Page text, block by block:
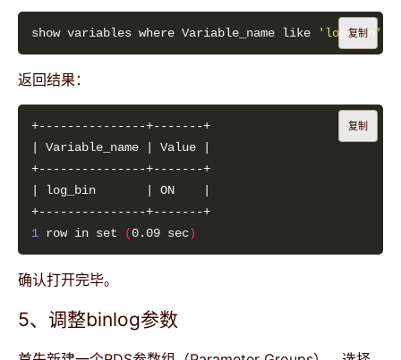
show variables where Variable_name like 'log_bin'
复制
返回结果：
1 row in set (0.09 sec)
复制
确认打开完毕。
5、调整binlog参数